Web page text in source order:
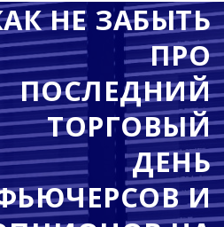
НЕ ЗАБЫТЬ
ПРО
ПОСЛЕДНИЙ
ТОРГОВЫЙ
ДЕНЬ
И